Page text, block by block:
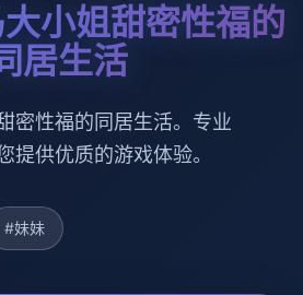
小姐甜密性福的
居生活
密性福的同居生活。专业
提供优质的游戏体验。
#妹妹